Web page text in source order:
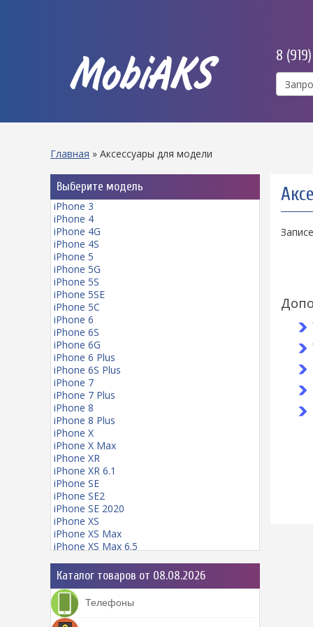
MobiAKS
8
Главная » Аксессуары для модели
Выберите модель
iPhone 3
iPhone 4
iPhone 4G
iPhone 4S
iPhone 5
iPhone 5G
iPhone 5S
iPhone 5SE
iPhone 5C
iPhone 6
iPhone 6S
iPhone 6G
iPhone 6 Plus
iPhone 6S Plus
iPhone 7
iPhone 7 Plus
iPhone 8
iPhone 8 Plus
iPhone X
iPhone X Max
iPhone XR
iPhone XR 6.1
iPhone SE
iPhone SE2
iPhone SE 2020
iPhone XS
iPhone XS Max
iPhone XS Max 6.5
iPhone 11 mini
iPhone 11 Pro
iPhone 11 Pro Max
iPhone 12
iPhone 12 Pro
Каталог товаров от 08.08.2026
Телефоны